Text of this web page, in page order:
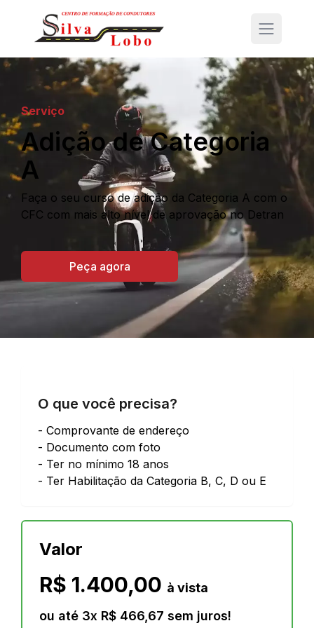
Serviço
Adição de Categoria
A
Faça o seu curso de adição da Categoria A com o
CFC com mais alto nível de aprovação no Detran
Peça agora
O que você precisa?
- Comprovante de endereço
- Documento com foto
- Ter no mínimo 18 anos
- Ter Habilitação da Categoria B, C, D ou E
Valor
R$ 1.400,00 à vista
ou até 3x R$ 466,67 sem juros!